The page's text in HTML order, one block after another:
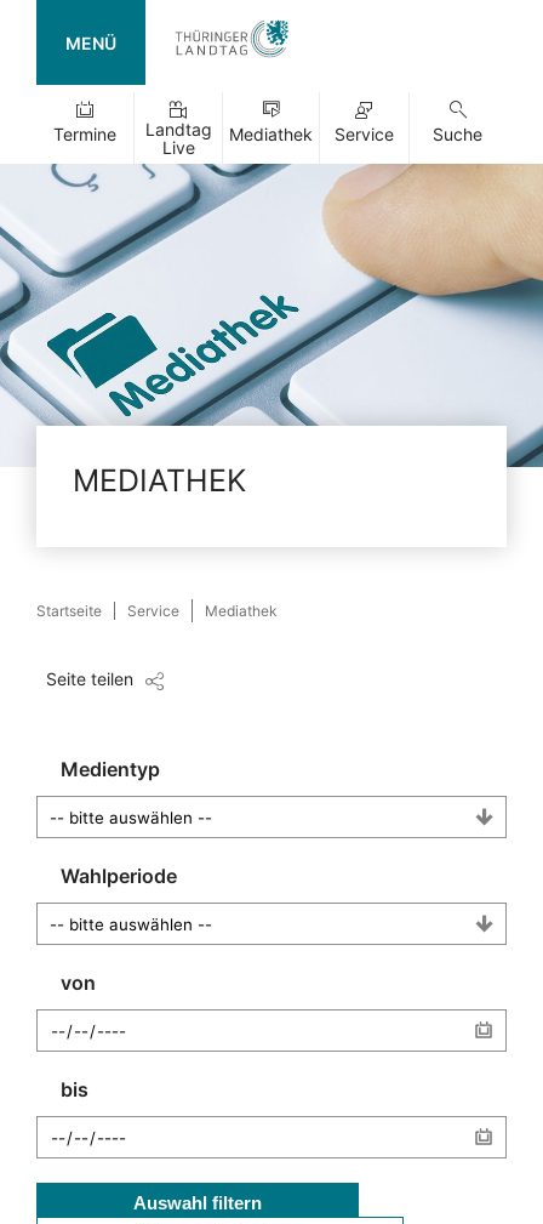
MENÜ
Termine
Landtag
Live
Mediathek Service Suche
MEDIATHEK
Startseite Service Mediathek
Seite teilen
Medientyp
Wahlperiode
von
bis
Auswahl filtern